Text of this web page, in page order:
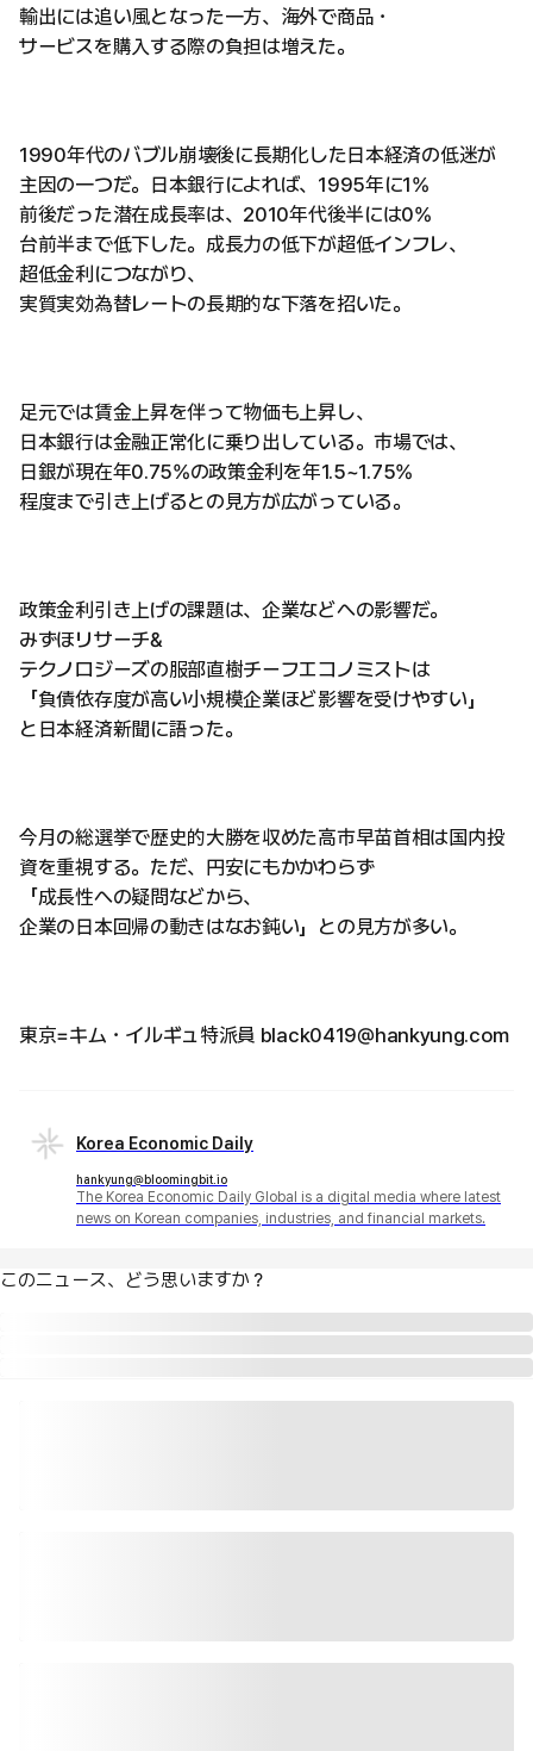
輸出には追い風となった一方、海外で商品・
サービスを購入する際の負担は増えた。
1990年代のバブル崩壊後に長期化した日本経済の低迷が
主因の一つだ。日本銀行によれば、1995年に1%
前後だった潜在成長率は、2010年代後半には0%
台前半まで低下した。成長力の低下が超低インフレ、
超低金利につながり、
実質実効為替レートの長期的な下落を招いた。
足元では賃金上昇を伴って物価も上昇し、
日本銀行は金融正常化に乗り出している。市場では、
日銀が現在年0.75%の政策金利を年1.5~1.75%
程度まで引き上げるとの見方が広がっている。
政策金利引き上げの課題は、企業などへの影響だ。
みずほリサーチ&
テクノロジーズの服部直樹チーフエコノミストは
「負債依存度が高い小規模企業ほど影響を受けやすい」
と日本経済新聞に語った。
今月の総選挙で歴史的大勝を収めた高市早苗首相は国内投
資を重視する。ただ、円安にもかかわらず
「成長性への疑問などから、
企業の日本回帰の動きはなお鈍い」との見方が多い。
東京=キム・イルギュ特派員 black0419@hankyung.com
Korea Economic Daily
hankyung@bloomingbit.io
The Korea Economic Daily Global is a digital media where latest
news on Korean companies, industries, and financial markets.
このニュース、どう思いますか？